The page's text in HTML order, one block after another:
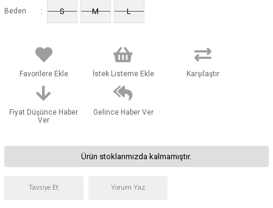
Beden : S M L
Favorilere Ekle İstek Listeme Ekle Karşılaştır
Fiyat Düşünce Haber
Ver
Gelince Haber Ver
Ürün stoklarımızda kalmamıştır.
Tavsiye Et Yorum Yaz